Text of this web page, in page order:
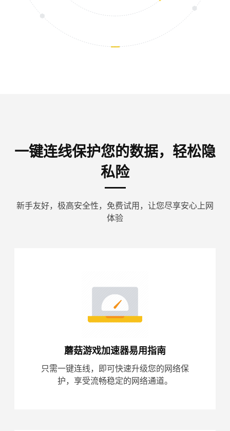
一键连线保护您的数据，轻松隐
私险
新手友好，极高安全性，免费试用，让您尽享安心上网
体验
蘑菇游戏加速器易用指南
只需一键连线，即可快速升级您的网络保
护，享受流畅稳定的网络通道。